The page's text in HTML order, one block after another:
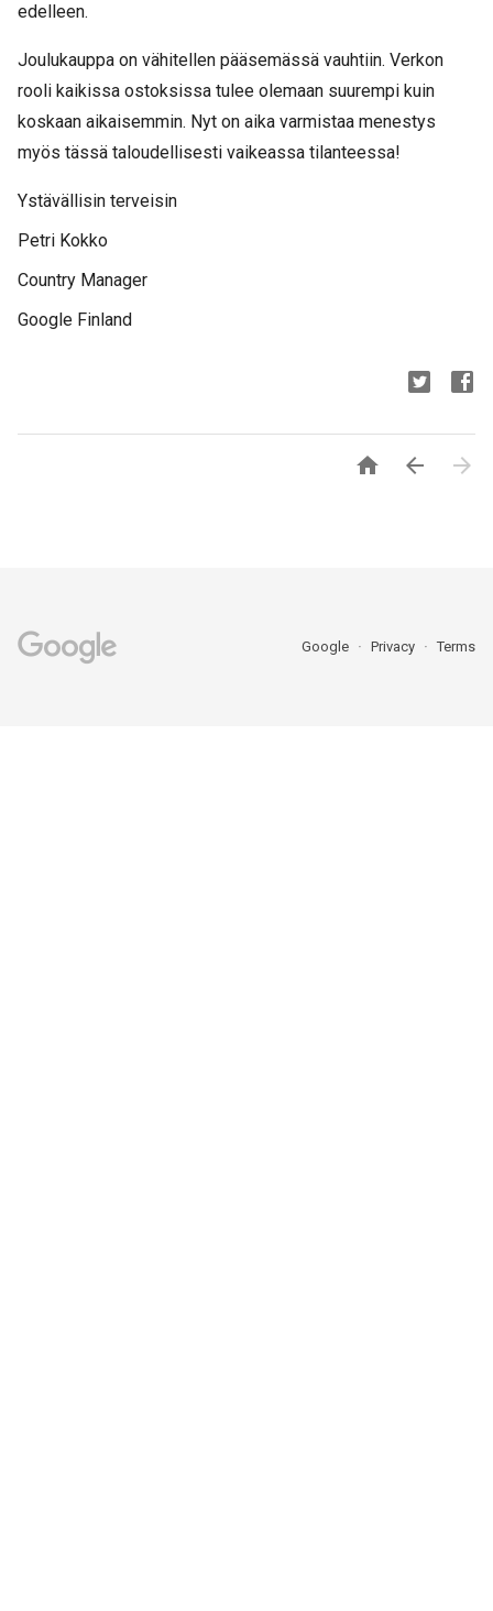
edelleen.
Joulukauppa on vähitellen pääsemässä vauhtiin. Verkon
rooli kaikissa ostoksissa tulee olemaan suurempi kuin
koskaan aikaisemmin. Nyt on aika varmistaa menestys
myös tässä taloudellisesti vaikeassa tilanteessa!
Ystävällisin terveisin
Petri Kokko
Country Manager
Google Finland
  
Google Privacy Terms